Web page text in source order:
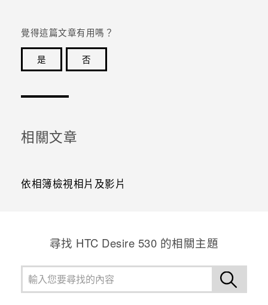
覺得這篇文章有用嗎？
是
否
相關文章
依相簿檢視相片及影片
尋找 HTC Desire 530 的相關主題